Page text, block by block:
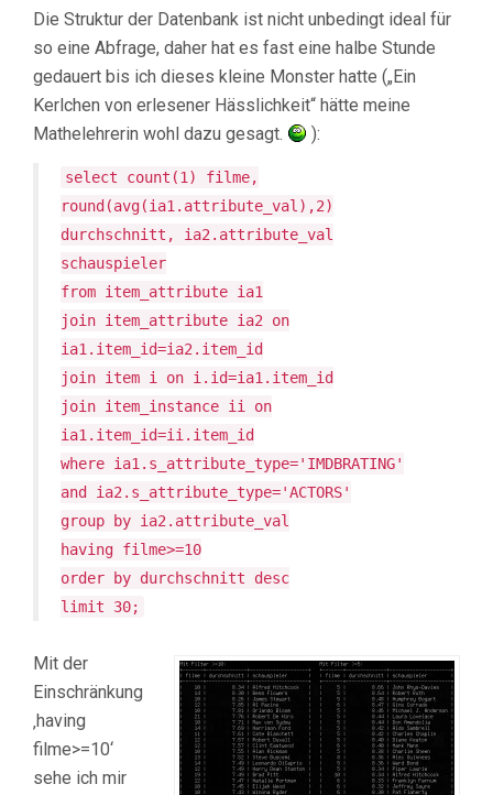
Die Struktur der Datenbank ist nicht unbedingt ideal für
so eine Abfrage, daher hat es fast eine halbe Stunde
gedauert bis ich dieses kleine Monster hatte („Ein
Kerlchen von erlesener Hässlichkeit“ hätte meine
Mathelehrerin wohl dazu gesagt.
):
select count(1) filme,
round(avg(ia1.attribute_val),2)
durchschnitt, ia2.attribute_val
schauspieler
from item_attribute ia1
join item_attribute ia2 on
ia1.item_id=ia2.item_id
join item i on i.id=ia1.item_id
join item_instance ii on
ia1.item_id=ii.item_id
where ia1.s_attribute_type='IMDBRATING'
and ia2.s_attribute_type='ACTORS'
group by ia2.attribute_val
having filme>=10
order by durchschnitt desc
limit 30;
Mit der
Einschränkung
‚having
filme>=10‘
sehe ich mir